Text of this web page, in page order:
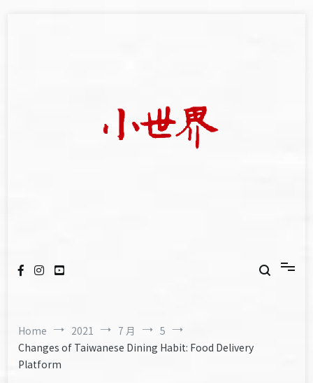
Home 2021 7 月
5
Changes of Taiwanese Dining Habit: Food Delivery
Platform